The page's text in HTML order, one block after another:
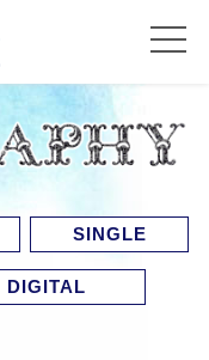
SINGLE
DIGITAL